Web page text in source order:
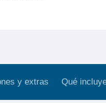
y extras Qué